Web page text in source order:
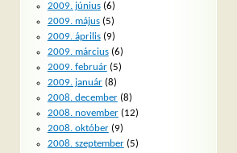
2009. június(6)
2009. május(5)
2009. április(9)
2009. március(6)
2009. február(5)
2009. január(8)
2008. december(8)
2008. november(12)
2008. október(9)
2008. szeptember(5)